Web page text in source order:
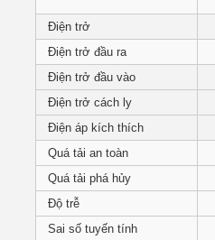
Điện trở
Điện trở đầu ra
Điện trở đầu vào
Điện trở cách ly
Điện áp kích thích
Quá tải an toàn
Quá tải phá hủy
Độ trễ
Sai số tuyến tính